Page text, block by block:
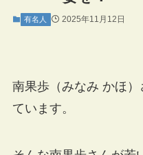
有名人 2025年11月12日
南果歩（みなみ かほ
ています。